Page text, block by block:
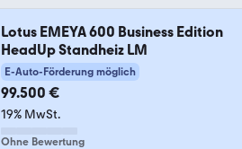
Lotus EMEYA 600 Business Edition
HeadUp Standheiz LM
E-Auto-Förderung möglich
99.500 €
19% MwSt.
Ohne Bewertung